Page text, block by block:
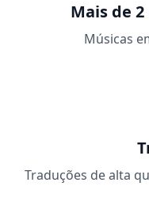
Mais de
Músicas
Traduções de alta